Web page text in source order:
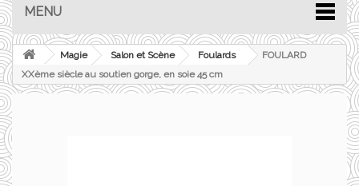
MENU
Magie Salon et Scène Foulards
FOULARD
XXème siècle au soutien gorge, en soie 45 cm